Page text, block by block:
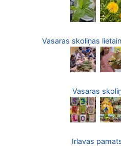
Vasaras skoliņas
Vasaras
Irlavas